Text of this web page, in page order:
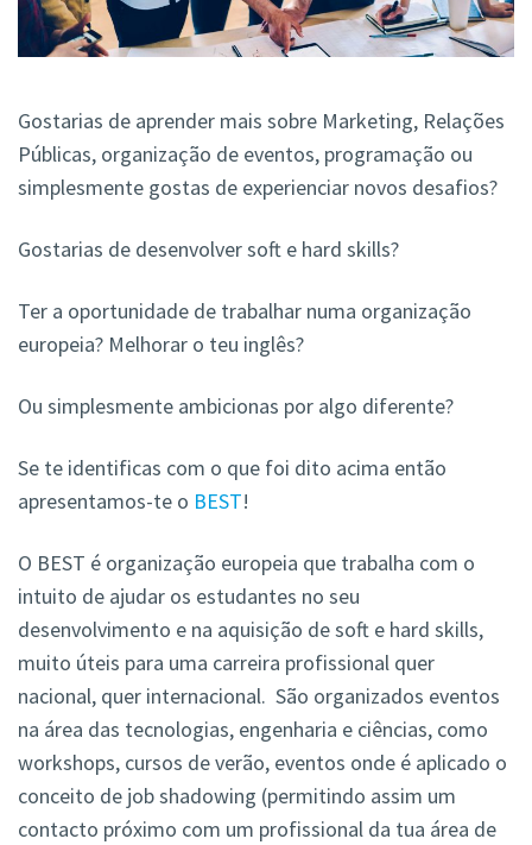
Gostarias de aprender mais sobre Marketing, Relações
Públicas, organização de eventos, programação ou
simplesmente gostas de experienciar novos desafios?
Gostarias de desenvolver soft e hard skills?
Ter a oportunidade de trabalhar numa organização
europeia? Melhorar o teu inglês?
Ou simplesmente ambicionas por algo diferente?
Se te identificas com o que foi dito acima então
apresentamos-te o BEST!
O BEST é organização europeia que trabalha com o
intuito de ajudar os estudantes no seu
desenvolvimento e na aquisição de soft e hard skills,
muito úteis para uma carreira profissional quer
nacional, quer internacional. São organizados eventos
na área das tecnologias, engenharia e ciências, como
workshops, cursos de verão, eventos onde é aplicado o
conceito de job shadowing (permitindo assim um
contacto próximo com um profissional da tua área de